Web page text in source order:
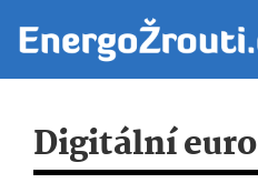
Digitální euro